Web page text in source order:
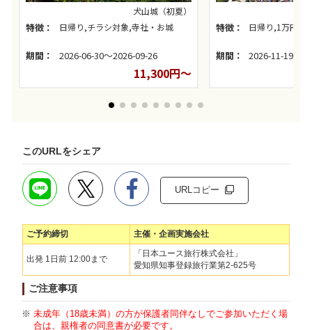
犬山城（初夏）
特徴： 日帰り,チラシ対象,寺社・お城
期間： 2026-06-30～2026-09-26
11,300円～
特徴： 日帰り,1万円以
期間： 2026-11-19～
このURLをシェア
URLコピー
ご予約締切 主催・企画実施会社
出発 1日前 12:00まで
「日本ユース旅行株式会社」
愛知県知事登録旅行業第2-625号
ご注意事項
未成年（18歳未満）の方が保護者同伴なしでご参加いただく場
合は、親権者の同意書が必要です。